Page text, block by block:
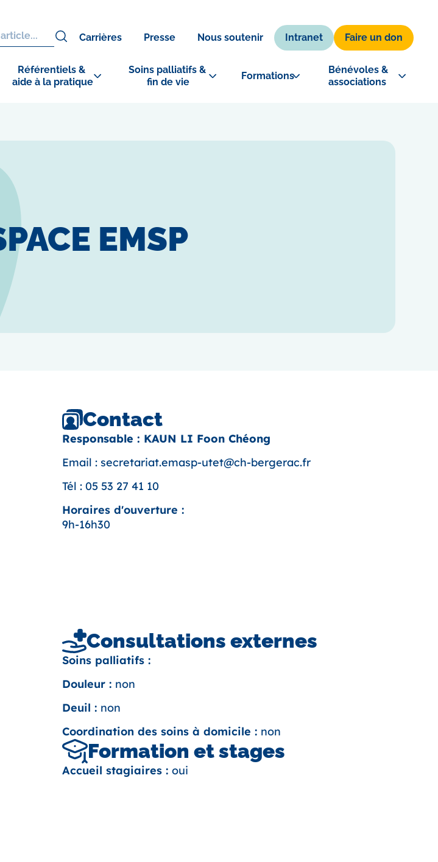
Carrières Presse Nous soutenir Intranet Faire un don
Référentiels &
aide à la pratique
Soins palliatifs &
fin de vie
Formations
Bénévoles &
associations
EMSP
Contact
Responsable : KAUN LI Foon Chéong
Email : secretariat.emasp-utet@ch-bergerac.fr
Tél : 05 53 27 41 10
Horaires d'ouverture :
9h-16h30
Consultations externes
Soins palliatifs :
Douleur : non
Deuil : non
Coordination des soins à domicile : non
Formation et stages
Accueil stagiaires : oui